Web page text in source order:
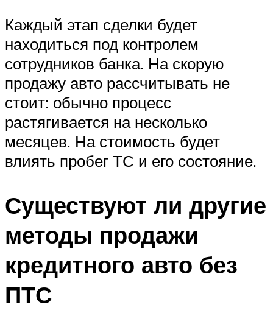
Каждый этап сделки будет
находиться под контролем
сотрудников банка. На скорую
продажу авто рассчитывать не
стоит: обычно процесс
растягивается на несколько
месяцев. На стоимость будет
влиять пробег ТС и его состояние.
Существуют ли другие
методы продажи
кредитного авто без
ПТС